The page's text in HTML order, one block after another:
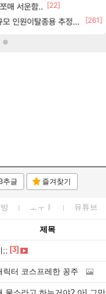
매 서운함.. [22]
인원이탈종용 추정사건 [261]
신의 분노 티저
투 “내부 예상 크게 넘어”
추글 즐겨찾기
ㅗㅜㅑ 유튜브
제목
;; [3]
릭터 코스프레한 꽁주